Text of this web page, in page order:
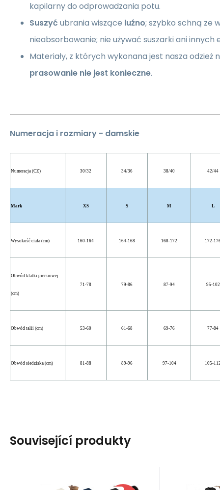
kapilarny do odprowadzania potu.
Suszyć ubrania wiszące luźno; szybko schną ze
nieabsorbowanie; nie używać suszarki ani
Materiały, z których wykonana jest nasza odzież
prasowanie nie jest konieczne.
Numeracja i rozmiary - damskie
Numeracja (CZ) 30/32 34/36 38/40 42/44
Mark XS S M L
Wysokość ciała (cm) 160-164 164-168 168-172 172-
Obwód klatki piersiowej
(cm)
71-78 79-86 87-94 95-102
Obwód talii (cm) 53-60 61-68 69-76 77-84
Obwód siedziska (cm) 81-88 89-96 97-104 105-
Související produkty